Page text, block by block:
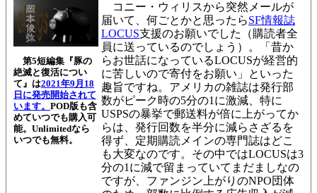
第5短編集『豚の
絶滅と復活につい
て』は2021年9月18
日に発売開始されて
います。 POD版も含
めていつでも購入可
能。Unlimitedなら
いつでも無料。
コニー・ウィリスから突然メールが
届いて、何ごとかと思ったらSF情報誌
LOCUS支援のお願いでした（購読者全
員に送っているのでしょう）。「昔か
らお世話になっているLOCUSが経営的
に苦しいので寄付をお願い」といった
趣旨ですね。アメリカの雑誌は発行部
数がピーク時の5分の1に激減、特に
USPSの暴挙で郵送料が倍に上がってか
らは、発行回数を半分に減らさざるを
得ず、 定期購読メインの専門誌はどこ
も大変なのです。その中ではLOCUSは3
分の1に減で留まっていてまだましなの
ですが、ファンジン上がりのNPO団体